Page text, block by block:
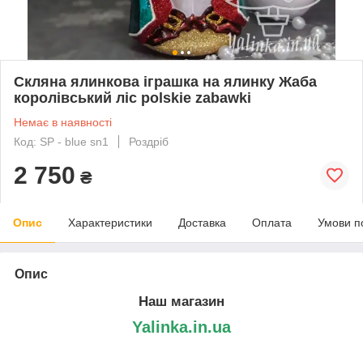
Скляна ялинкова іграшка на ялинку Жаба
королівський ліс polskie zabawki
Немає в наявності
Код: SP - blue sn1
Роздріб
2 750 ₴
Опис Характеристики Доставка Оплата Умови
Опис
Наш магазин
Yalinka.in.ua